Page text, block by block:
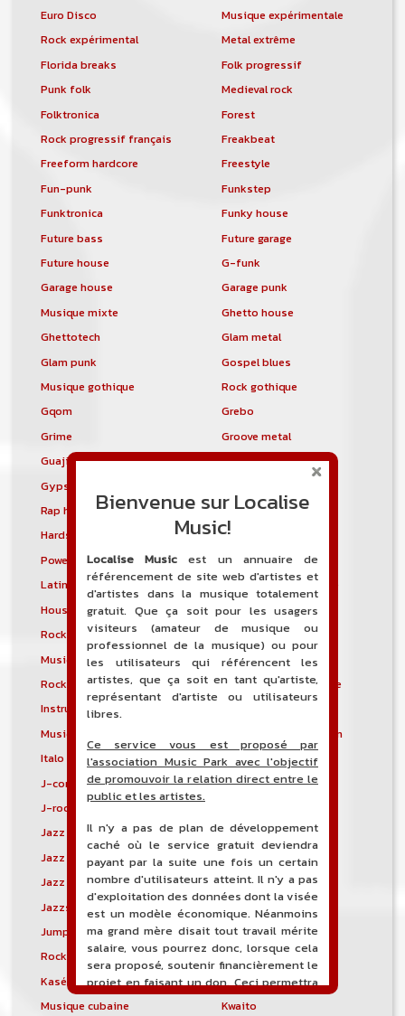
Euro Disco
Musique expérimentale
Rock expérimental
Metal extrême
Florida breaks
Folk progressif
Punk folk
Medieval rock
Folktronica
Forest
Rock progressif français
Freakbeat
Freeform hardcore
Freestyle
Fun-punk
Funkstep
Funktronica
Funky house
Future bass
Future garage
Future house
G-funk
Garage house
Garage punk
Musique mixte
Ghetto house
Ghettotech
Glam metal
Glam punk
Gospel blues
Musique gothique
Rock gothique
Gqom
Grebo
Grime
Groove metal
Guajira
Guaracha
Gypsy punk
Rap hardcore
Industrial hardcore
Hardstep
Hardstyle
Power noise
Heavenly voices
Latin metal
Musique hindoustanie
House progressive
Tropical house
Rock indépendant
Indietronica
Musique industrielle
Metal industriel
Rock industriel
Musique instrumentale
Instrumental
Musique irlandaise
Rock progressif italien
Italo Disco
Italo house
J-core
J-pop
J-rock
Jazz blues
Jazz modal
Jazz Nouvelle-Orléans
Jazz punk
Jazz vocal
Jazz-funk
Jazzstep
Jersey club
Jump blues
Jump-up
Rock canadien
Kansas City blues
Kasékò
Kizomba
Musique cubaine
Kwaito
Bienvenue sur Localise
Music!
Localise Music est un annuaire de
référencement de site web d'artistes et
d'artistes dans la musique totalement
gratuit. Que ça soit pour les usagers
visiteurs (amateur de musique ou
professionnel de la musique) ou pour
les utilisateurs qui référencent les
artistes, que ça soit en tant qu'artiste,
représentant d'artiste ou utilisateurs
libres.
Ce service vous est proposé par
l'association Music Park avec l'objectif
de promouvoir la relation direct entre le
public et les artistes.
Il n'y a pas de plan de développement
caché où le service gratuit deviendra
payant par la suite une fois un certain
nombre d'utilisateurs atteint. Il n'y a pas
d'exploitation des données dont la visée
est un modèle économique. Néanmoins
ma grand mère disait tout travail mérite
salaire, vous pourrez donc, lorsque cela
sera proposé, soutenir financièrement le
projet en faisant un don. Ceci permettra
de financer l'hébergement, le nom de